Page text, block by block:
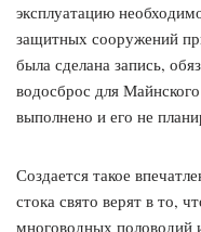
эксплуатацию
защитных сооружений
была сделана запись,
водосброс для
выполнено и его не
Создается такое
стока свято верят в то,
многоводных половодий